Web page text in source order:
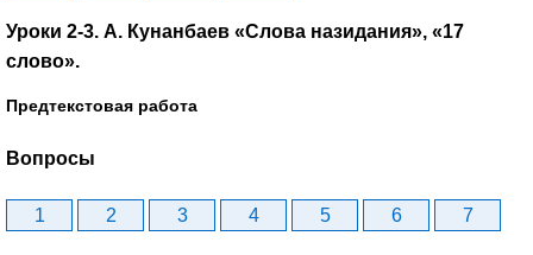
Уроки 2-3. A. Кунанбаев «Слова назидания», «17
слово».
Предтекстовая работа
Вопросы
1 2 3 4 5 6 7